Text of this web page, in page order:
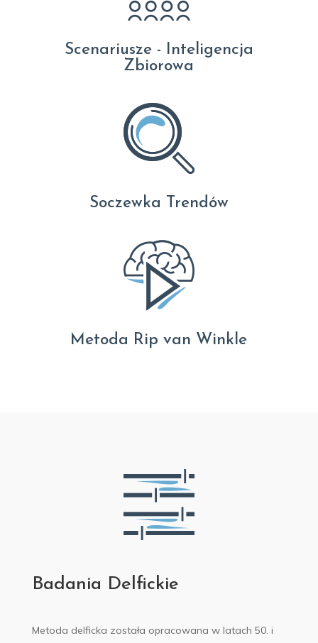
Scenariusze - Inteligencja
Zbiorowa
Soczewka Trendów
Metoda Rip van Winkle
Badania Delfickie
Metoda delficka została opracowana w latach 50. i